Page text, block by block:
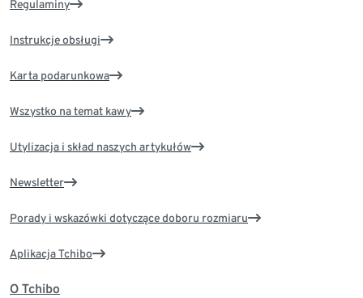
Regulaminy
Instrukcje obsługi
Karta podarunkowa
Wszystko na temat kawy
Utylizacja i skład naszych artykułów
Newsletter
Porady i wskazówki dotyczące doboru rozmiaru
Aplikacja Tchibo
O Tchibo